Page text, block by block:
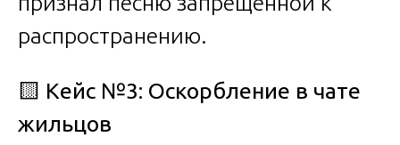
распространению.
🟨 Кейс №3: Оскорбление в чате
жильцов